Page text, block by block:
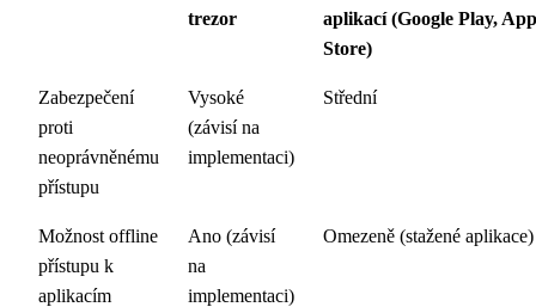
trezor
aplikací (Google Play, App
Store)
Zabezpečení
proti
neoprávněnému
přístupu
Vysoké
(závisí na
implementaci)
Střední
Možnost offline
přístupu k
aplikacím
Ano (závisí
na
implementaci)
Omezeně (stažené aplikace)